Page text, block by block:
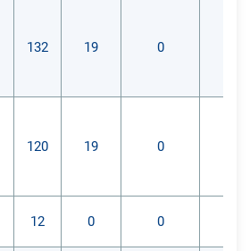
132 19 0
120 19 0
12 0 0